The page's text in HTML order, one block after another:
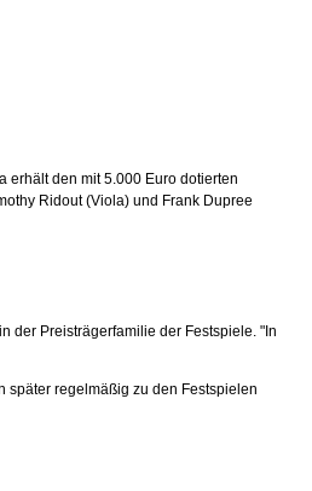
erhält den mit 5.000 Euro dotierten
Ridout (Viola) und Frank Dupree
der Preisträgerfamilie der Festspiele. "In
später regelmäßig zu den Festspielen